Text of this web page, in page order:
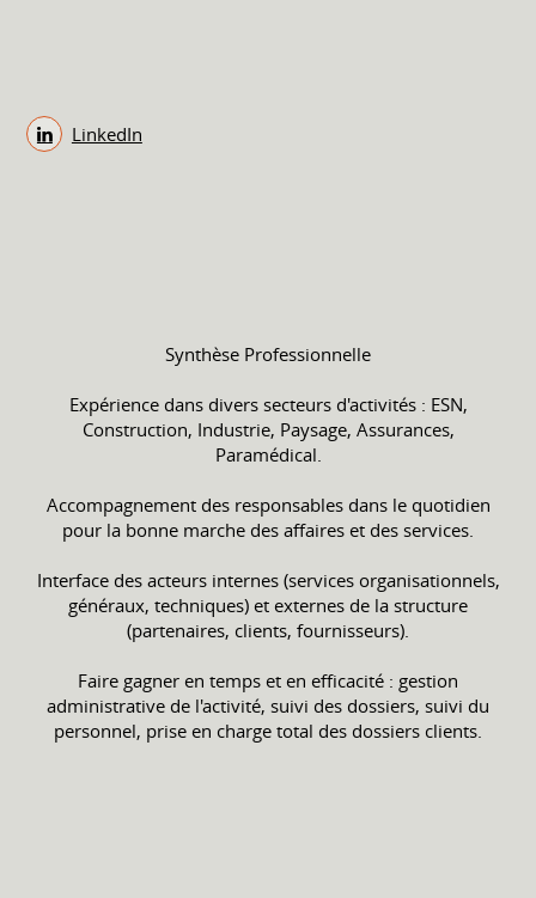
LinkedIn
Synthèse Professionnelle
Expérience dans divers secteurs d'activités : ESN,
Construction, Industrie, Paysage, Assurances,
Paramédical.
Accompagnement des responsables dans le quotidien
pour la bonne marche des affaires et des services.
Interface des acteurs internes (services organisationnels,
généraux, techniques) et externes de la structure
(partenaires, clients, fournisseurs).
Faire gagner en temps et en efficacité : gestion
administrative de l'activité, suivi des dossiers, suivi du
personnel, prise en charge total des dossiers clients.